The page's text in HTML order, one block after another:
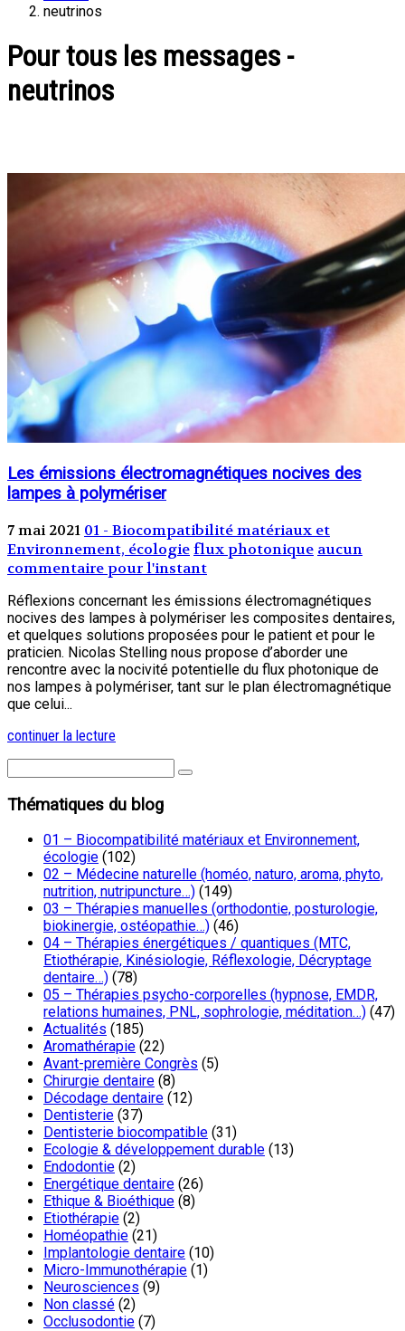
neutrinos
Pour tous les messages -
neutrinos
Les émissions électromagnétiques nocives des
lampes à polymériser
7 mai 2021 01 - Biocompatibilité matériaux et
Environnement, écologieflux photonique aucun
commentaire pour l'instant
Réflexions concernant les émissions électromagnétiques
nocives des lampes à polymériser les composites dentaires,
et quelques solutions proposées pour le patient et pour le
praticien. Nicolas Stelling nous propose d’aborder une
rencontre avec la nocivité potentielle du flux photonique de
nos lampes à polymériser, tant sur le plan électromagnétique
que celui...
continuer la lecture
Thématiques du blog
01 – Biocompatibilité matériaux et Environnement,
écologie (102)
02 – Médecine naturelle (homéo, naturo, aroma, phyto,
nutrition, nutripuncture…) (149)
03 – Thérapies manuelles (orthodontie, posturologie,
biokinergie, ostéopathie…) (46)
04 – Thérapies énergétiques / quantiques (MTC,
Etiothérapie, Kinésiologie, Réflexologie, Décryptage
dentaire…) (78)
05 – Thérapies psycho-corporelles (hypnose, EMDR,
relations humaines, PNL, sophrologie, méditation…) (47)
Actualités (185)
Aromathérapie (22)
Avant-première Congrès (5)
Chirurgie dentaire (8)
Décodage dentaire (12)
Dentisterie (37)
Dentisterie biocompatible (31)
Ecologie & développement durable (13)
Endodontie (2)
Energétique dentaire (26)
Ethique & Bioéthique (8)
Etiothérapie (2)
Homéopathie (21)
Implantologie dentaire (10)
Micro-Immunothérapie (1)
Neurosciences (9)
Non classé (2)
Occlusodontie (7)